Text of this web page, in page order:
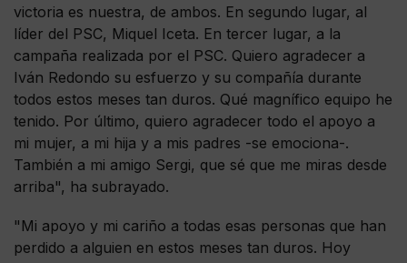
victoria es nuestra, de ambos. En segundo lugar, al
líder del PSC, Miquel Iceta. En tercer lugar, a la
campaña realizada por el PSC. Quiero agradecer a
Iván Redondo su esfuerzo y su compañía durante
todos estos meses tan duros. Qué magnífico equipo he
tenido. Por último, quiero agradecer todo el apoyo a
mi mujer, a mi hija y a mis padres -se emociona-.
También a mi amigo Sergi, que sé que me miras desde
arriba", ha subrayado.
"Mi apoyo y mi cariño a todas esas personas que han
perdido a alguien en estos meses tan duros. Hoy